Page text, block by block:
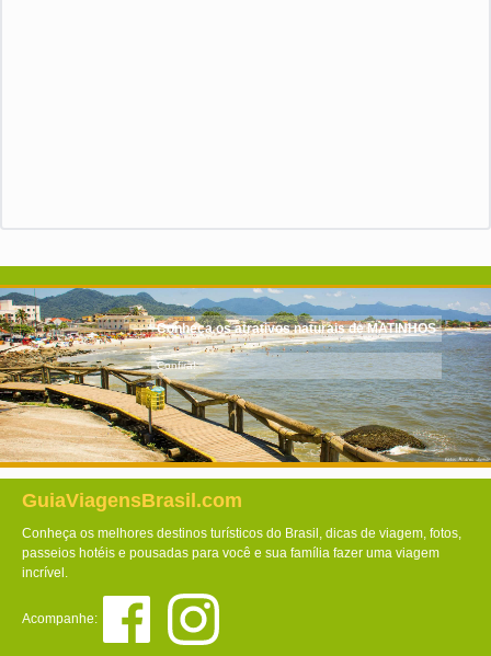
Conheça os atrativos naturais de MATINHOS
Confira!
GuiaViagensBrasil.com
Conheça os melhores destinos turísticos do Brasil, dicas de viagem, fotos,
passeios hotéis e pousadas para você e sua família fazer uma viagem
incrível.
Acompanhe: